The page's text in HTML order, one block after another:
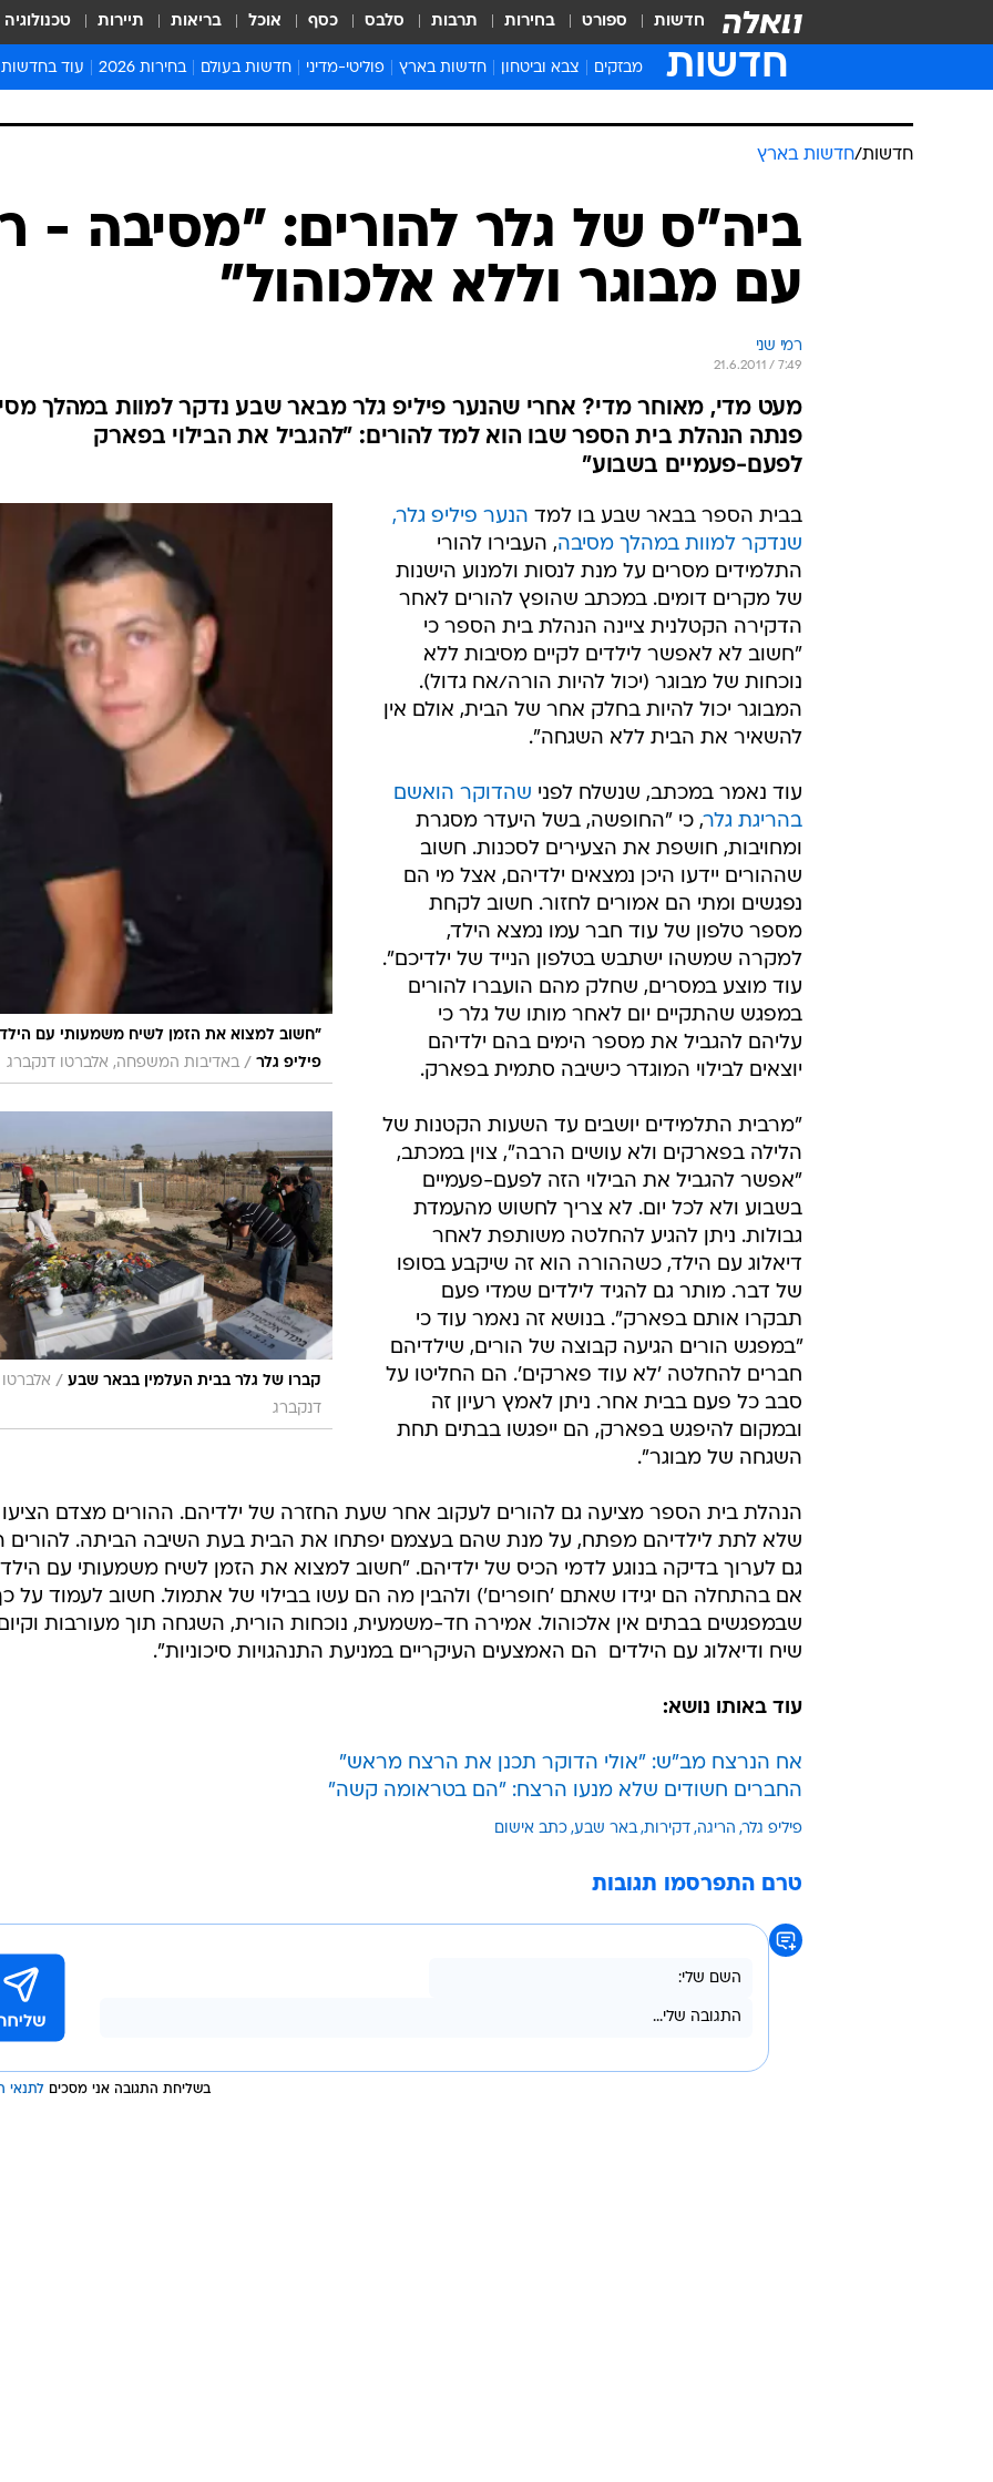
חדשות ספורט בחירות תרבות סלבס כסף אוכל בריאות תיירות טכנולוגיה
חדשות מבזקים צבא וביטחון חדשות בארץ
ישראלים בחו"ל
בריאות
חברה ורווחה
פוליטי-מדיני חדשות בעולם
אסיה והפסיפיק
אפריקה
בחירות 2026 עוד בחדשות
לוח שנה
המייל האדום
חדשות/חדשות בארץ
ביה"ס של גלר להורים: "מסיבה -
עם מבוגר וללא אלכוהול"
רמי שני
21.6.2011 / 7:49
מעט מדי, מאוחר מדי? אחרי שהנער פיליפ גלר מבאר שבע נדקר למוות במהלך
פנתה הנהלת בית הספר שבו הוא למד להורים: "להגביל את הבילוי בפארק
לפעם-פעמיים בשבוע"
"חשוב למצוא את הזמן לשיח משמעותי עם
פיליפ גלר / באדיבות המשפחה, אלברטו דנקברג
קברו של גלר בבית העלמין בבאר שבע / אלברטו
דנקברג
בבית הספר בבאר שבע בו למד הנער פיליפ גלר,
שנדקר למוות במהלך מסיבה, העבירו להורי
התלמידים מסרים על מנת לנסות ולמנוע הישנות
של מקרים דומים. במכתב שהופץ להורים לאחר
הדקירה הקטלנית ציינה הנהלת בית הספר כי
"חשוב לא לאפשר לילדים לקיים מסיבות ללא
נוכחות של מבוגר (יכול להיות הורה/אח גדול).
המבוגר יכול להיות בחלק אחר של הבית, אולם אין
להשאיר את הבית ללא השגחה".
עוד נאמר במכתב, שנשלח לפני שהדוקר הואשם
בהריגת גלר, כי "החופשה, בשל היעדר מסגרת
ומחויבות, חושפת את הצעירים לסכנות. חשוב
שההורים יידעו היכן נמצאים ילדיהם, אצל מי הם
נפגשים ומתי הם אמורים לחזור. חשוב לקחת
מספר טלפון של עוד חבר עמו נמצא הילד,
למקרה שמשהו ישתבש בטלפון הנייד של ילדיכם".
עוד מוצע במסרים, שחלק מהם הועברו להורים
במפגש שהתקיים יום לאחר מותו של גלר כי
עליהם להגביל את מספר הימים בהם ילדיהם
יוצאים לבילוי המוגדר כישיבה סתמית בפארק.
"מרבית התלמידים יושבים עד השעות הקטנות של
הלילה בפארקים ולא עושים הרבה", צוין במכתב,
"אפשר להגביל את הבילוי הזה לפעם-פעמיים
בשבוע ולא לכל יום. לא צריך לחשוש מהעמדת
גבולות. ניתן להגיע להחלטה משותפת לאחר
דיאלוג עם הילד, כשההורה הוא זה שיקבע בסופו
של דבר. מותר גם להגיד לילדים שמדי פעם
תבקרו אותם בפארק". בנושא זה נאמר עוד כי
"במפגש הורים הגיעה קבוצה של הורים, שילדיהם
חברים להחלטה 'לא עוד פארקים'. הם החליטו על
סבב כל פעם בבית אחר. ניתן לאמץ רעיון זה
ובמקום להיפגש בפארק, הם ייפגשו בבתים תחת
השגחה של מבוגר".
הנהלת בית הספר מציעה גם להורים לעקוב אחר שעת החזרה של ילדיהם. ההורים מצדם הציעו
שלא לתת לילדיהם מפתח, על מנת שהם בעצמם יפתחו את הבית בעת השיבה הביתה. להורים
גם לערוך בדיקה בנוגע לדמי הכיס של ילדיהם. "חשוב למצוא את הזמן לשיח משמעותי עם
אם בהתחלה הם יגידו שאתם 'חופרים') ולהבין מה הם עשו בבילוי של אתמול. חשוב לעמוד על
שבמפגשים בבתים אין אלכוהול. אמירה חד-משמעית, נוכחות הורית, השגחה תוך מעורבות
שיח ודיאלוג עם הילדים  הם האמצעים העיקריים במניעת התנהגויות סיכוניות".
עוד באותו נושא:
אח הנרצח מב"ש: "אולי הדוקר תכנן את הרצח מראש"
החברים חשודים שלא מנעו הרצח: "הם בטראומה קשה"
פיליפ גלר הריגה דקירות באר שבע כתב אישום
טרם התפרסמו תגובות
בשליחת התגובה אני מסכים לתנאי